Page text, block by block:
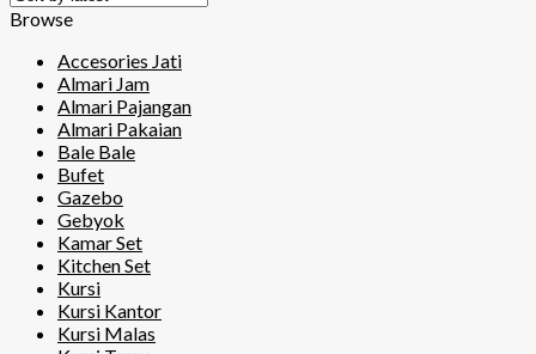
Browse
Accesories Jati
Almari Jam
Almari Pajangan
Almari Pakaian
Bale Bale
Bufet
Gazebo
Gebyok
Kamar Set
Kitchen Set
Kursi
Kursi Kantor
Kursi Malas